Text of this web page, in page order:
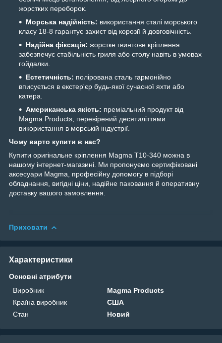
жорстких переборок.
Морська надійність: використання сталі морського
класу 18-8 гарантує захист від корозії й довговічність.
Надійна фіксація: жорстке гвинтове кріплення
забезпечує стабільність гриля або столу навіть в умовах
гойдалки.
Естетичність: полірована сталь гармонійно
вписується в екстер'єр будь-якої сучасної яхти або
катера.
Американська якість: преміальний продукт від
Magma Products, перевірений десятиліттями
використання в морській індустрії.
Чому варто купити в нас?
Купити оригінальне кріплення Magma T10-340 можна в
нашому інтернет-магазині. Ми пропонуємо сертифіковані
аксесуари Magma, професійну допомогу в підборі
обладнання, вигідні ціни, надійне паковання й оперативну
доставку вашого замовлення.
Приховати
Характеристики
Основні атрибути
Виробник
Magma Products
Країна виробник
США
Стан
Новий